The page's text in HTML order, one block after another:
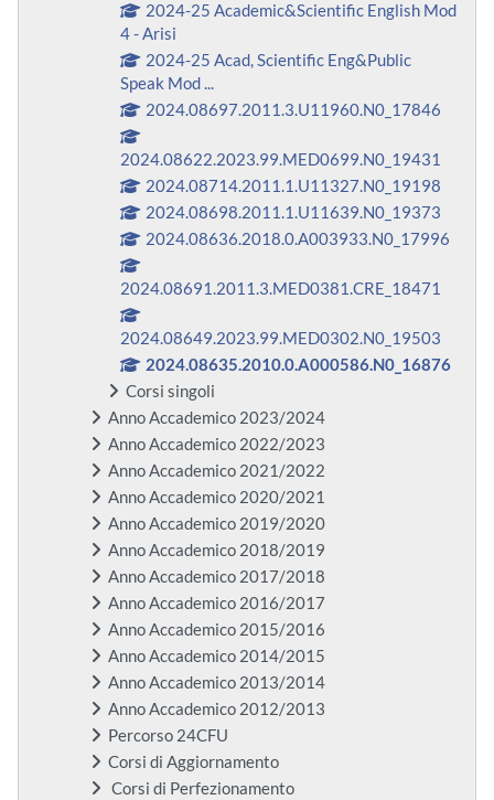
2024-25 Academic&Scientific English Mod
4 - Arisi
2024-25 Acad, Scientific Eng&Public
Speak Mod ...
2024.08697.2011.3.U11960.N0_17846
2024.08622.2023.99.MED0699.N0_19431
2024.08714.2011.1.U11327.N0_19198
2024.08698.2011.1.U11639.N0_19373
2024.08636.2018.0.A003933.N0_17996
2024.08691.2011.3.MED0381.CRE_18471
2024.08649.2023.99.MED0302.N0_19503
2024.08635.2010.0.A000586.N0_16876
Corsi singoli
Anno Accademico 2023/2024
Anno Accademico 2022/2023
Anno Accademico 2021/2022
Anno Accademico 2020/2021
Anno Accademico 2019/2020
Anno Accademico 2018/2019
Anno Accademico 2017/2018
Anno Accademico 2016/2017
Anno Accademico 2015/2016
Anno Accademico 2014/2015
Anno Accademico 2013/2014
Anno Accademico 2012/2013
Percorso 24CFU
Corsi di Aggiornamento
Corsi di Perfezionamento